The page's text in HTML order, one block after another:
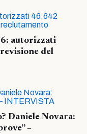
autorizzati
del
Daniele Novara:
–